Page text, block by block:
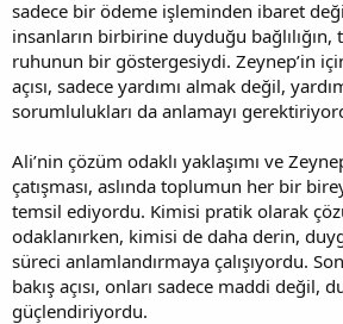
sadece bir ödeme işleminden ibaret
insanların birbirine duyduğu
ruhunun bir göstergesiydi. Zeynep’in
açısı, sadece yardımı almak değil,
sorumlulukları da anlamayı
Ali’nin çözüm odaklı yaklaşımı ve
çatışması, aslında toplumun her bir
temsil ediyordu. Kimisi pratik olarak
odaklanırken, kimisi de daha derin,
süreci anlamlandırmaya çalışıyordu.
bakış açısı, onları sadece maddi değil,
güçlendiriyordu.